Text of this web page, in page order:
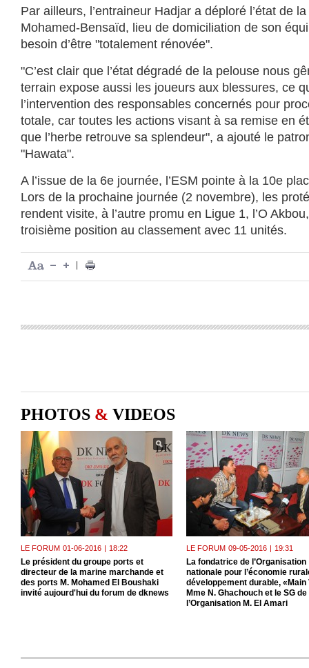
Par ailleurs, l’entraineur Hadjar a déploré l’état de
Mohamed-Bensaïd, lieu de domiciliation de son
besoin d’être "totalement rénovée".
"C’est clair que l’état dégradé de la pelouse nous
terrain expose aussi les joueurs aux blessures, ce
l’intervention des responsables concernés pour
totale, car toutes les actions visant à sa remise en
que l’herbe retrouve sa splendeur", a ajouté le
"Hawata".
A l’issue de la 6e journée, l’ESM pointe à la 10e
Lors de la prochaine journée (2 novembre), les
rendent visite, à l’autre promu en Ligue 1, l’O
troisième position au classement avec 11 unités.
PHOTOS & VIDEOS
LE FORUM 01-06-2016 | 18:22
Le président du groupe ports et
directeur de la marine marchande et
des ports M. Mohamed El Boushaki
invité aujourd'hui du forum de dknews
LE FORUM 09-05-2016 | 19:31
La fondatrice de l’Organisation
nationale pour l’économie
développement durable, «Main
Mme N. Ghachouch et le SG de
l’Organisation M. El Amari